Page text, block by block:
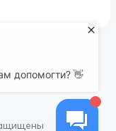
cookie